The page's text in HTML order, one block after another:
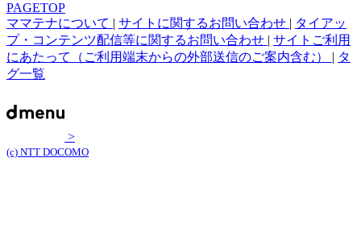
PAGETOP
ママテナについて | サイトに関するお問い合わせ | タイアッ
プ・コンテンツ配信等に関するお問い合わせ | サイトご利用
にあたって（ご利用端末からの外部送信のご案内含む） | タ
グ一覧
>
(c) NTT DOCOMO